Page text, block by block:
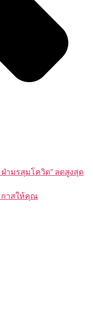
ามรสุมโควิด” ลดสูงสุด
กาสให้คุณ